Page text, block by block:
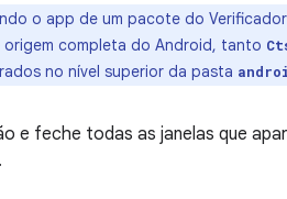
o app de um pacote do
origem completa do Android, tanto
no nível superior da pasta
e feche todas as janelas que